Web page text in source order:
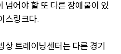
넘어야 할 또 다른 장애물이 있
스링크다.
트레이닝센터는 다른 경기